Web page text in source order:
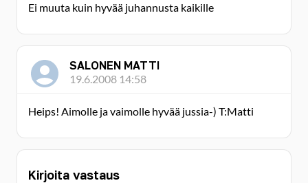
Ei muuta kuin hyvää juhannusta kaikille
SALONEN MATTI
19.6.2008 14:58
Heips! Aimolle ja vaimolle hyvää jussia-) T:Matti
Kirjoita vastaus